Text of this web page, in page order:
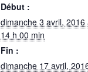
Début :
dimanche 3 avril, 2016
14 h 00 min
Fin :
dimanche 17 avril,